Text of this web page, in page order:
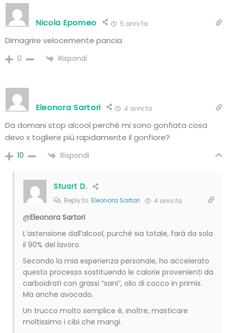
Nicola Epomeo 5 anni fa
Dimagrire velocemente pancia
0 Rispondi
Eleonora Sartori 4 anni fa
Da domani stop alcool perché mi sono gonfiata cosa
devo x togliere più rapidamente il gonfiore?
10 Rispondi
Stuart D.
Reply to Eleonora Sartori 4 anni fa
@Eleonora Sartori
L’astensione dall’alcool, purché sia totale, farà da sola
il 90% del lavoro.
Secondo la mia esperienza personale, ho accelerato
questo processo sostituendo le calorie provenienti da
carboidrati con grassi “sani”, olio di cocco in primis.
Ma anche avocado.
Un trucco molto semplice è, inoltre, masticare
moltissimo i cibi che mangi.